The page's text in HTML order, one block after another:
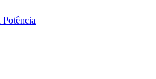
Potência